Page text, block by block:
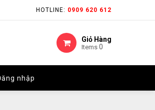
HOTLINE: 0909 620 612
Giỏ Hàng
Items 0
nhập
HOTLINE: 0909 620 612
Giỏ Hàng
Items 0
nhập